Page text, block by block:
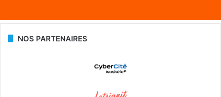
NOS PARTENAIRES